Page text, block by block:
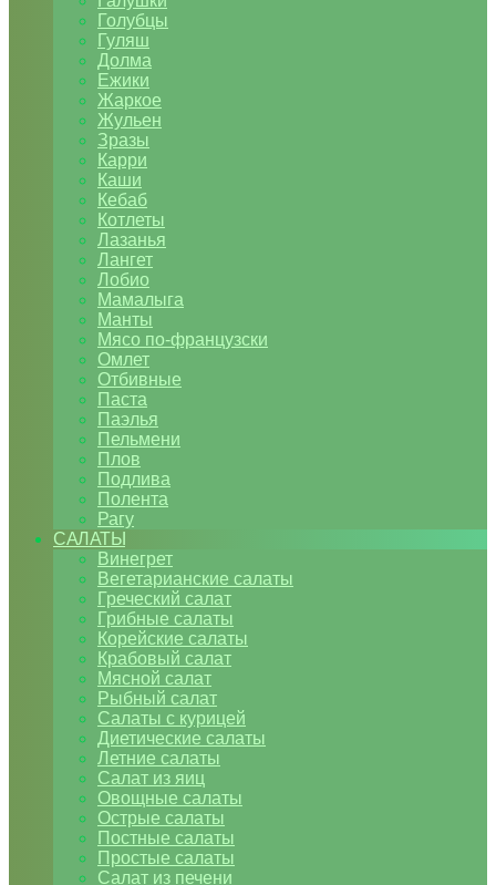
Голубцы
Гуляш
Долма
Ежики
Жаркое
Жульен
Зразы
Карри
Каши
Кебаб
Котлеты
Лазанья
Лангет
Лобио
Мамалыга
Манты
Мясо по-французски
Омлет
Отбивные
Паста
Паэлья
Пельмени
Плов
Подлива
Полента
Рагу
САЛАТЫ
Винегрет
Вегетарианские салаты
Греческий салат
Грибные салаты
Корейские салаты
Крабовый салат
Мясной салат
Рыбный салат
Салаты с курицей
Диетические салаты
Летние салаты
Салат из яиц
Овощные салаты
Острые салаты
Постные салаты
Простые салаты
Салат из печени